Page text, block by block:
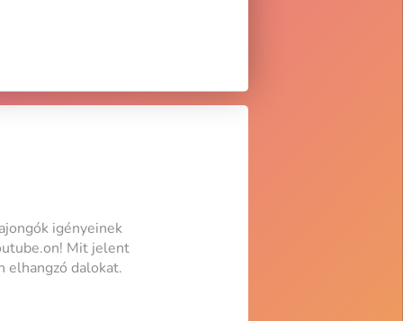
igényeinek
Mit jelent
elhangzó dalokat.